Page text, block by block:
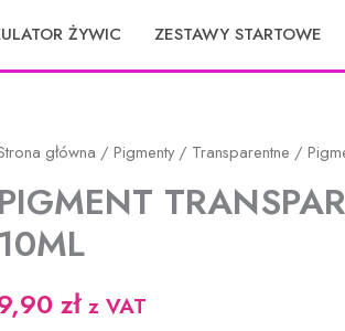
ŻYWIC ZESTAWY STARTOWE
główna / Pigmenty/ Transparentne /
PIGMENT
10ML
zł z VAT